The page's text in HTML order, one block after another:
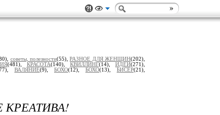
советы, полезности(55),РАЗНОЕ ДЛЯ ЖЕНЩИН(202),
(481), КРАСОТА(140), КВИЛЛИНГ(14), ИДЕИ(271),
ВАЛЯНИЕ(9), БОХО(12), БОХО(13), БИСЕР(21),